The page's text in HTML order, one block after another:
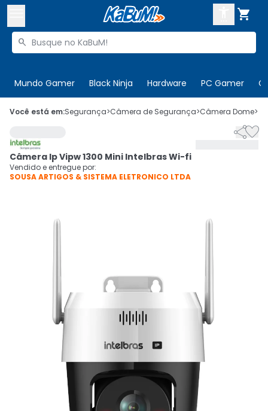

Buscar produtos

Mundo Gamer Black Ninja Hardware PC Gamer
 Olá. Acesse sua conta

Cupons
Ativar tradutor em libras
CADASTRE-SE
Você está em:Segurança>Câmera de Segurança>Câmera Dome>

Câmera Ip Vipw 1300 Mini Intelbras Wi-fi
Vendido e entregue por:
SOUSA ARTIGOS & SISTEMA ELETRONICO LTDA